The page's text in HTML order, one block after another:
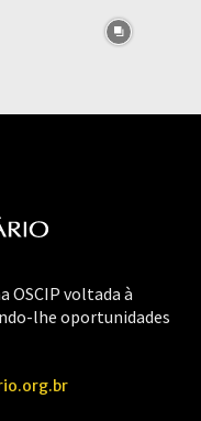
OSCIP voltada à
lhe oportunidades